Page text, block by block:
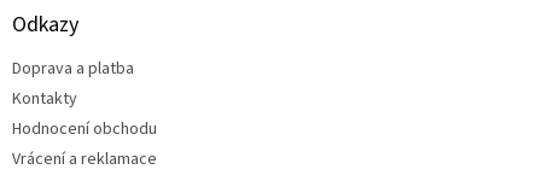
Odkazy
Doprava a platba
Kontakty
Hodnocení obchodu
Vrácení a reklamace